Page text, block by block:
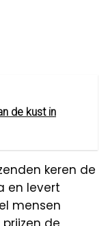
de kust in
keren de
en levert
mensen